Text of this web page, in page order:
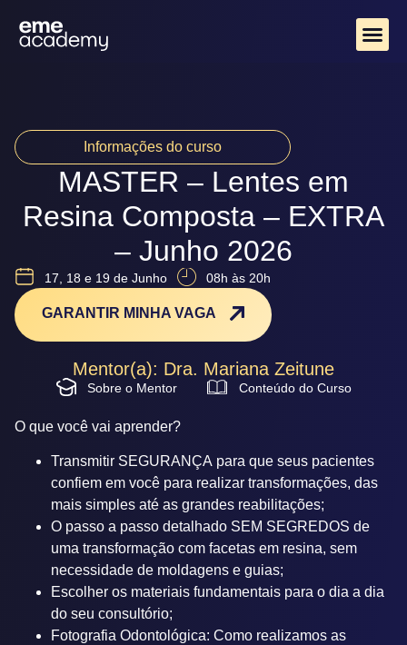
Informações do curso
MASTER – Lentes em
Resina Composta – EXTRA
– Junho 2026
17, 18 e 19 de Junho 08h às 20h
GARANTIR MINHA VAGA
Mentor(a): Dra. Mariana Zeitune
Sobre o Mentor Conteúdo do Curso
O que você vai aprender?
Transmitir SEGURANÇA para que seus pacientes
confiem em você para realizar transformações, das
mais simples até as grandes reabilitações;
O passo a passo detalhado SEM SEGREDOS de
uma transformação com facetas em resina, sem
necessidade de moldagens e guias;
Escolher os materiais fundamentais para o dia a dia
do seu consultório;
Fotografia Odontológica: Como realizamos as